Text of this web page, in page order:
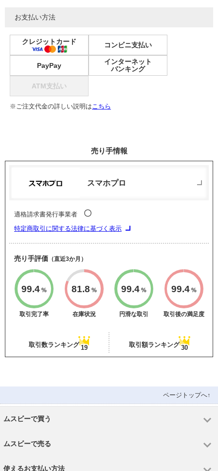
お支払い方法
クレジットカード コンビニ支払い
PayPay
インターネット
バンキング
ATM支払い
※ご注文代金の詳しい説明はこちら
売り手情報
スマホプロ
適格請求書発行事業者 〇
特定商取引に関する法律に基づく表示
売り手評価 （直近3か月）
99.4 %
取引完了率
81.8 %
在庫状況
99.4 %
円滑な取引
99.4%
取引後の満足度
取引数ランキング 19 取引額ランキング 30
ページトップへ↑
ムスビーで買う
ムスビーで売る
使えるお支払い方法